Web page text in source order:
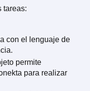
tareas:
con el lenguaje de
permite
para realizar